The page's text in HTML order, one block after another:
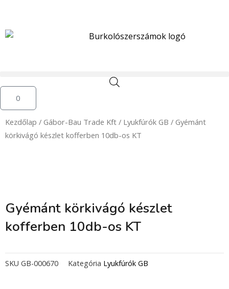
content
0
Kosár
Kezdőlap / Gábor-Bau Trade Kft / Lyukfúrók GB / Gyémánt
körkivágó készlet kofferben 10db-os KT
Gyémánt körkivágó készlet
kofferben 10db-os KT
SKU GB-000670 Kategória Lyukfúrók GB